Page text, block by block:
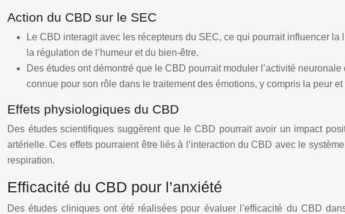
Action du CBD sur le SEC
Le CBD interagit avec les récepteurs du SEC, ce qui pourrait influencer
la régulation de l’humeur et du bien-être.
Des études ont démontré que le CBD pourrait moduler l’activité
connue pour son rôle dans le traitement des émotions, y compris la peur et
Effets physiologiques du CBD
Des études scientifiques suggèrent que le CBD pourrait avoir un impact
artérielle. Ces effets pourraient être liés à l’interaction du CBD avec le
respiration.
Efficacité du CBD pour l’anxiété
Des études cliniques ont été réalisées pour évaluer l’efficacité du CBD